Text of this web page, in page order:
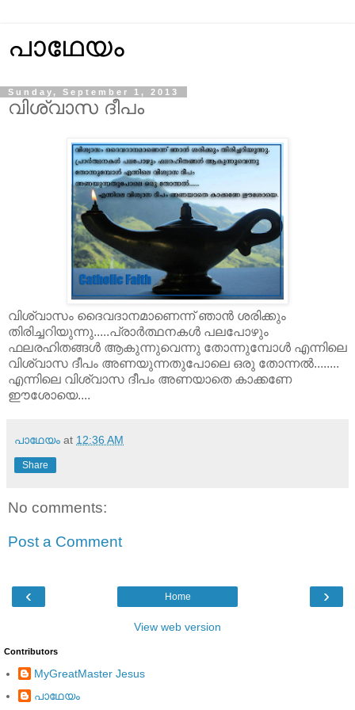
പാഥേയം
Sunday, September 1, 2013
വിശ്വാസ ദീപം
വിശ്വാസം ദൈവദാനമാണെന്ന് ഞാൻ ശരിക്കും
തിരിച്ചറിയുന്നു.....പ്രാർത്ഥനകൾ പലപോഴും
ഫലരഹിതങ്ങൾ ആകുന്നുവെന്നു തോന്നുമ്പോൾ എന്നിലെ
വിശ്വാസ ദീപം അണയുന്നതുപോലെ ഒരു തോന്നൽ........
എന്നിലെ വിശ്വാസ ദീപം അണയാതെ കാക്കണേ
ഈശോയെ....
പാഥേയം at 12:36 AM
Share
No comments:
Post a Comment
‹ ›
Home
View web version
Contributors
MyGreatMaster Jesus
പാഥേയം